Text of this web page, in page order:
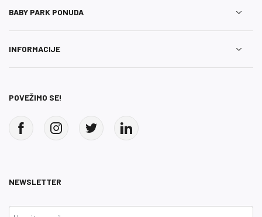
BABY PARK PONUDA
INFORMACIJE
POVEŽIMO SE!
NEWSLETTER